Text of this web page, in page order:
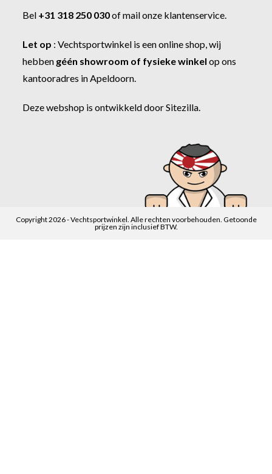
Bel +31 318 250 030ofmail onze klantenservice.
Let op :Vechtsportwinkel is een online shop, wij
hebben géén showroom of fysieke winkel op ons
kantooradres in Apeldoorn.
Deze webshop is ontwikkeld doorSitezilla.
Copyright 2026 - Vechtsportwinkel. Alle rechten voorbehouden. Getoonde
prijzen zijn inclusief BTW.